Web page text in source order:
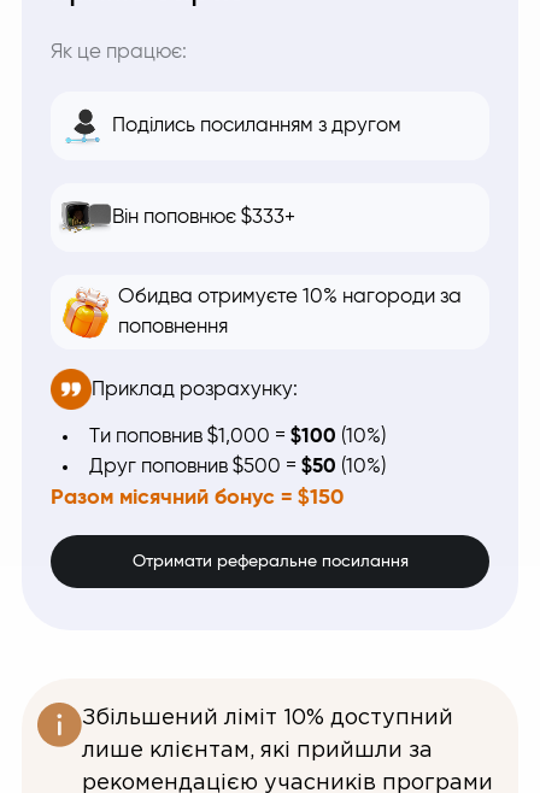
Як це працює:
Поділись посиланням з другом
Він поповнює $333+
Обидва отримуєте 10% нагороди за
поповнення
Приклад розрахунку:
Ти поповнив $1,000 = $100 (10%)
Друг поповнив $500 = $50 (10%)
Разом місячний бонус = $150
Отримати реферальне посилання
Збільшений ліміт 10% доступний
лише клієнтам, які прийшли за
рекомендацією учасників програми